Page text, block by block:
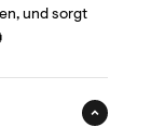
und sorgt